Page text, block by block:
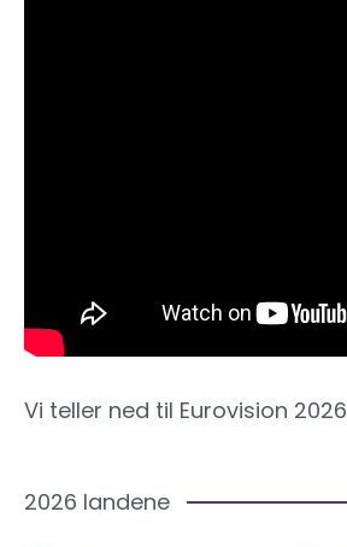
Vi teller ned til Eurovision 2026
2026 landene